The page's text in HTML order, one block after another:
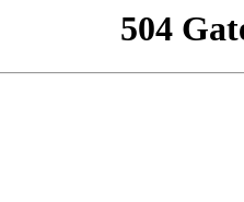
504